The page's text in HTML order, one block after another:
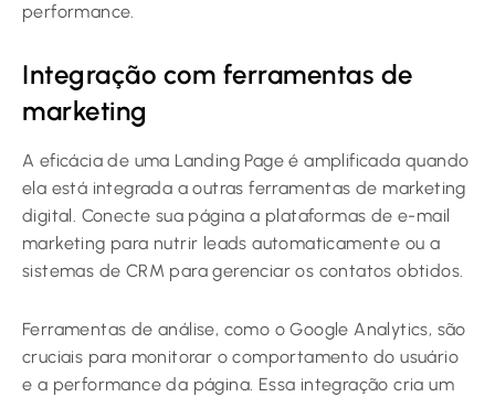
performance.
Integração com ferramentas de
marketing
A eficácia de uma Landing Page é amplificada quando
ela está integrada a outras ferramentas de marketing
digital. Conecte sua página a plataformas de e-mail
marketing para nutrir leads automaticamente ou a
sistemas de CRM para gerenciar os contatos obtidos.
Ferramentas de análise, como o Google Analytics, são
cruciais para monitorar o comportamento do usuário
e a performance da página. Essa integração cria um